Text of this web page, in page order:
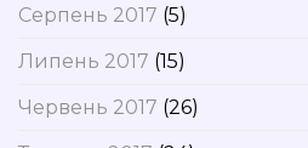
Серпень 2017 (5)
Липень 2017 (15)
Червень 2017 (26)